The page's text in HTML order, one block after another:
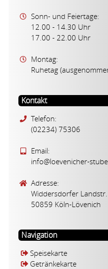
Sonn- und Feiertage:
12.00 - 14.30 Uhr
17.00 - 22.00 Uhr
Montag:
Ruhetag
Kontakt
Telefon:
(02234) 75306
Email:
info@loevenicher-
Adresse:
Widdersdorfer
50859 Köln-Lövenich
Navigation
Speisekarte
Getränkekarte